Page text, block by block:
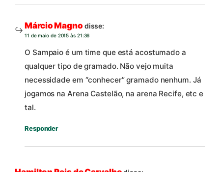
Márcio Magno disse:
11 de maio de 2015 às 21:36
O Sampaio é um time que está acostumado a
qualquer tipo de gramado. Não vejo muita
necessidade em “conhecer” gramado nenhum. Já
jogamos na Arena Castelão, na arena Recife, etc e
tal.
Responder